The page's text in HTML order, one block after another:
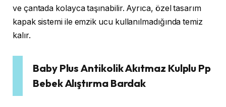
ve çantada kolayca taşınabilir. Ayrıca, özel tasarım
kapak sistemi ile emzik ucu kullanılmadığında temiz
kalır.
Baby Plus Antikolik Akıtmaz Kulplu Pp
Bebek Alıştırma Bardak